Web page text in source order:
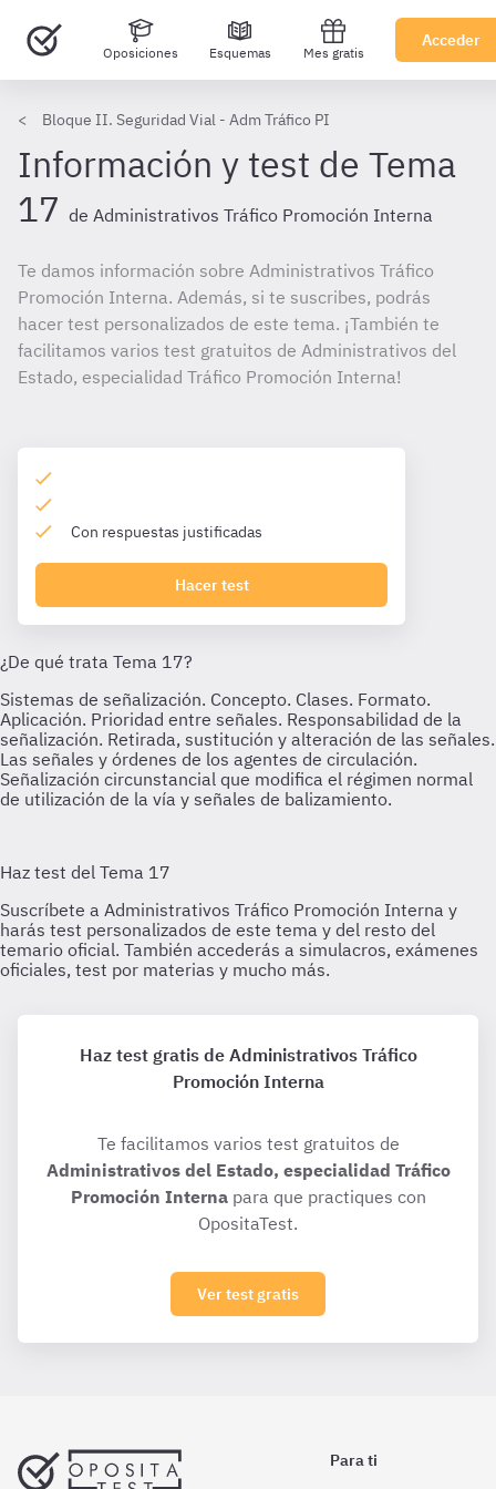
Oposiciones Esquemas Mes gratis
Acceder
Bloque II. Seguridad Vial - Adm Tráfico PI
Información y test de Tema
17 de Administrativos Tráfico Promoción Interna
Te damos información sobre Administrativos Tráfico
Promoción Interna. Además, si te suscribes, podrás
hacer test personalizados de este tema. ¡También te
facilitamos varios test gratuitos de Administrativos del
Estado, especialidad Tráfico Promoción Interna!
Con respuestas justificadas
Hacer test
Haz test gratis de Administrativos Tráfico
Promoción Interna
Te facilitamos varios test gratuitos de
Administrativos del Estado, especialidad Tráfico
Promoción Internapara que practiques con
OpositaTest.
Ver test gratis
Para ti